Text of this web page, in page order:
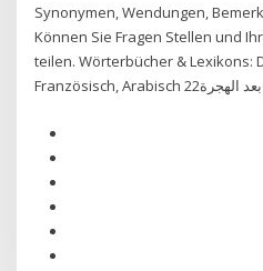
Synonymen, Wendungen,
Können Sie Fragen Stellen und
teilen. Wörterbücher & Lexikons: